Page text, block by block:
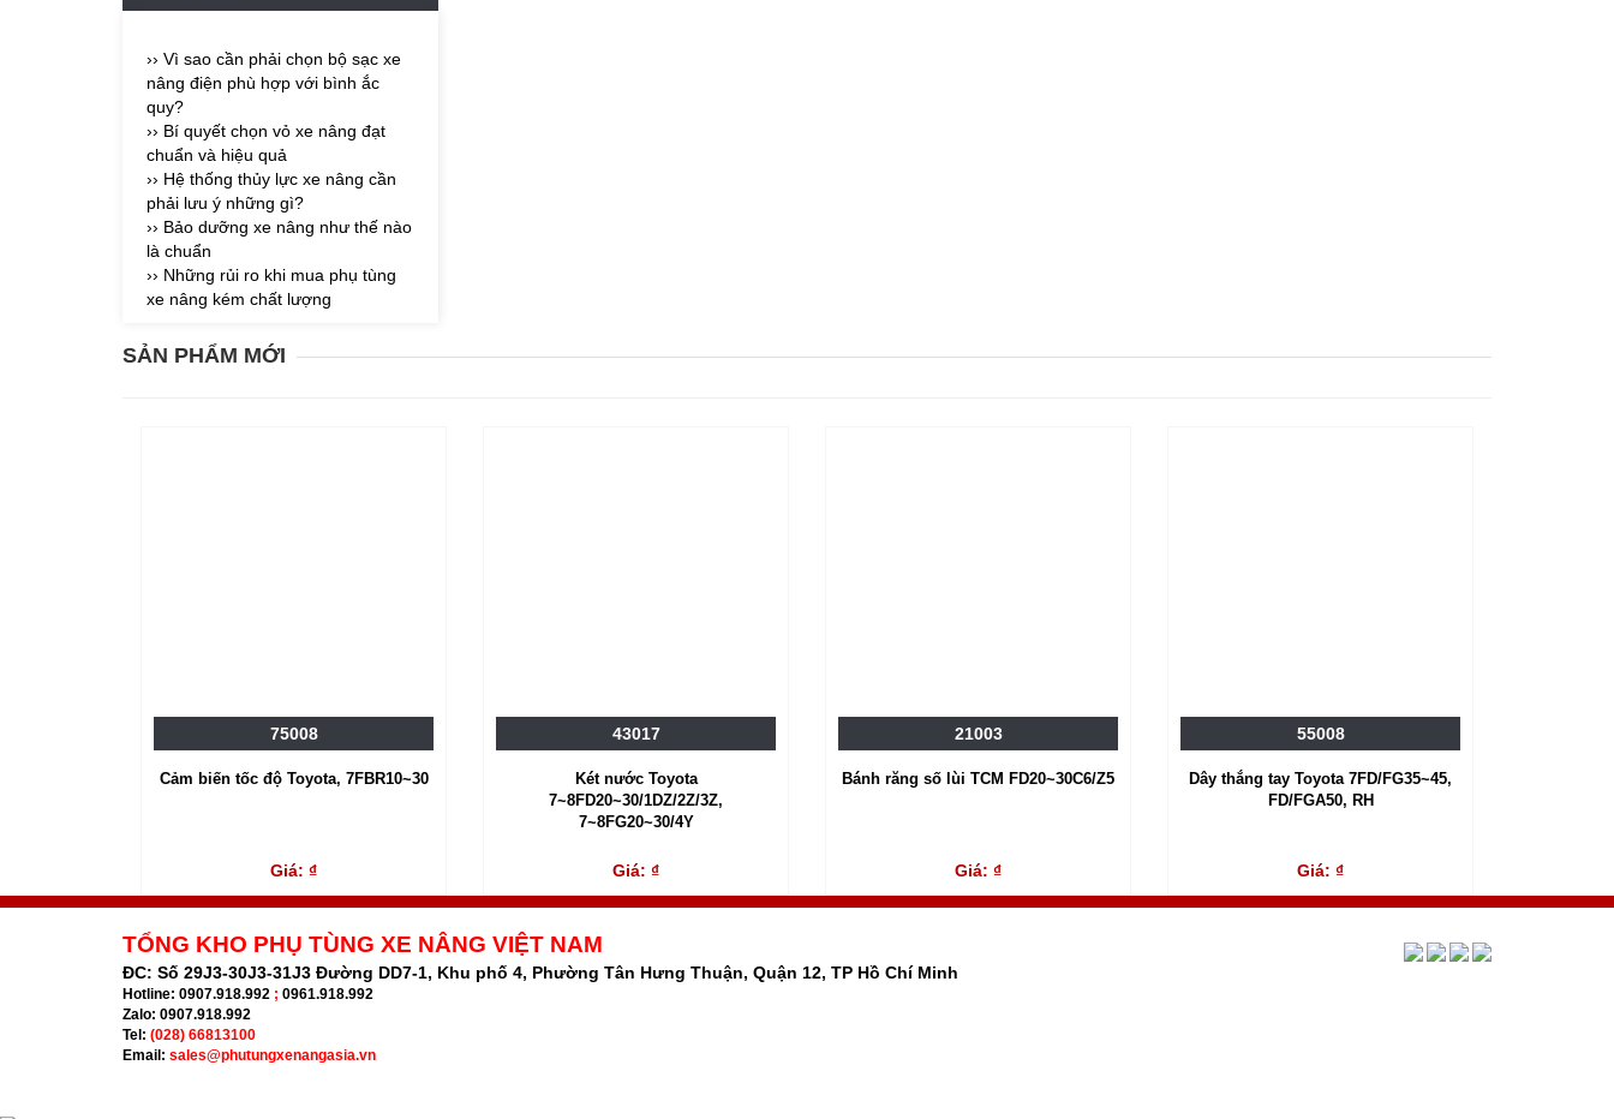
›› Vì sao cần phải chọn bộ sạc xe
nâng điện phù hợp với bình ắc
quy?
›› Bí quyết chọn vỏ xe nâng đạt
chuẩn và hiệu quả
›› Hệ thống thủy lực xe nâng cần
phải lưu ý những gì?
›› Bảo dưỡng xe nâng như thế nào
là chuẩn
›› Những rủi ro khi mua phụ tùng
xe nâng kém chất lượng
SẢN PHẨM MỚI
75008
Cảm biến tốc độ Toyota, 7FBR10~30
Giá: ₫
43017
Két nước Toyota
7~8FD20~30/1DZ/2Z/3Z,
7~8FG20~30/4Y
Giá: ₫
21003
Bánh răng số lùi TCM FD20~30C6/Z5
Giá: ₫
55008
Dây thắng tay Toyota 7FD/FG35~45,
FD/FGA50, RH
Giá: ₫
TỔNG KHO PHỤ TÙNG XE NÂNG VIỆT NAM
ĐC: Số 29J3-30J3-31J3 Đường DD7-1, Khu phố 4, Phường Tân Hưng Thuận, Quận 12, TP Hồ Chí Minh
Hotline: 0907.918.992 ; 0961.918.992
Zalo: 0907.918.992
Tel: (028) 66813100
Email: sales@phutungxenangasia.vn